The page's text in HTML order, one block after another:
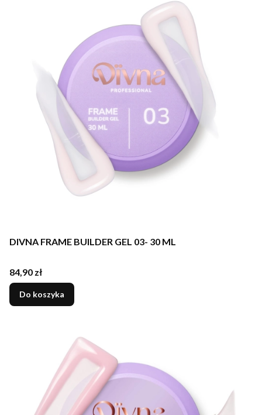
DIVNA FRAME BUILDER GEL 03- 30 ML
Cena
84,90 zł
Do koszyka